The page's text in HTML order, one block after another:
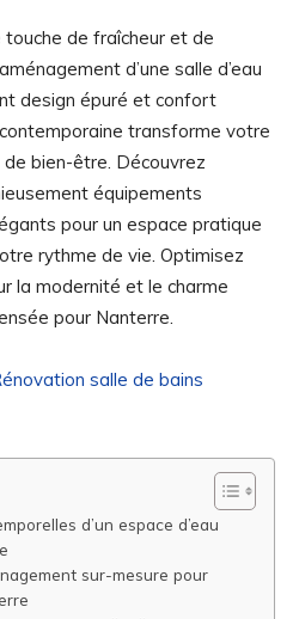
de fraîcheur et de
d’une salle d’eau
design épuré et confort
transforme votre
bien-être. Découvrez
équipements
pour un espace pratique
rythme de vie. Optimisez
la modernité et le charme
pour Nanterre.
salle de bains
d’un espace d’eau
sur-mesure pour